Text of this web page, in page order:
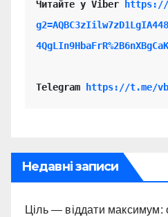
Читайте у Viber
Telegram https://t.me/
Недавні записи
Ціль — віддати максимум: